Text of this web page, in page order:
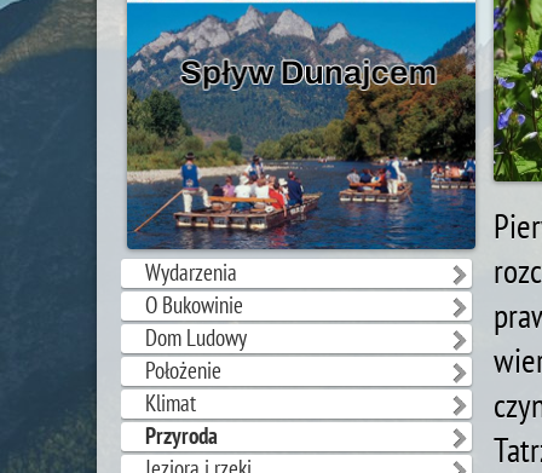
Wydarzenia
O Bukowinie
Dom Ludowy
Położenie
Klimat
Przyroda